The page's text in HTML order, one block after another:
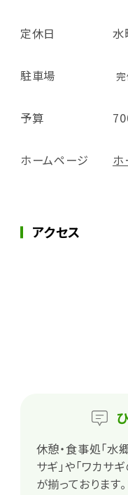
定休日 水
駐車場
予算
ホームページ ホ
アクセス
休憩・食事処「水
サギ」や「ワカサ
が揃っております